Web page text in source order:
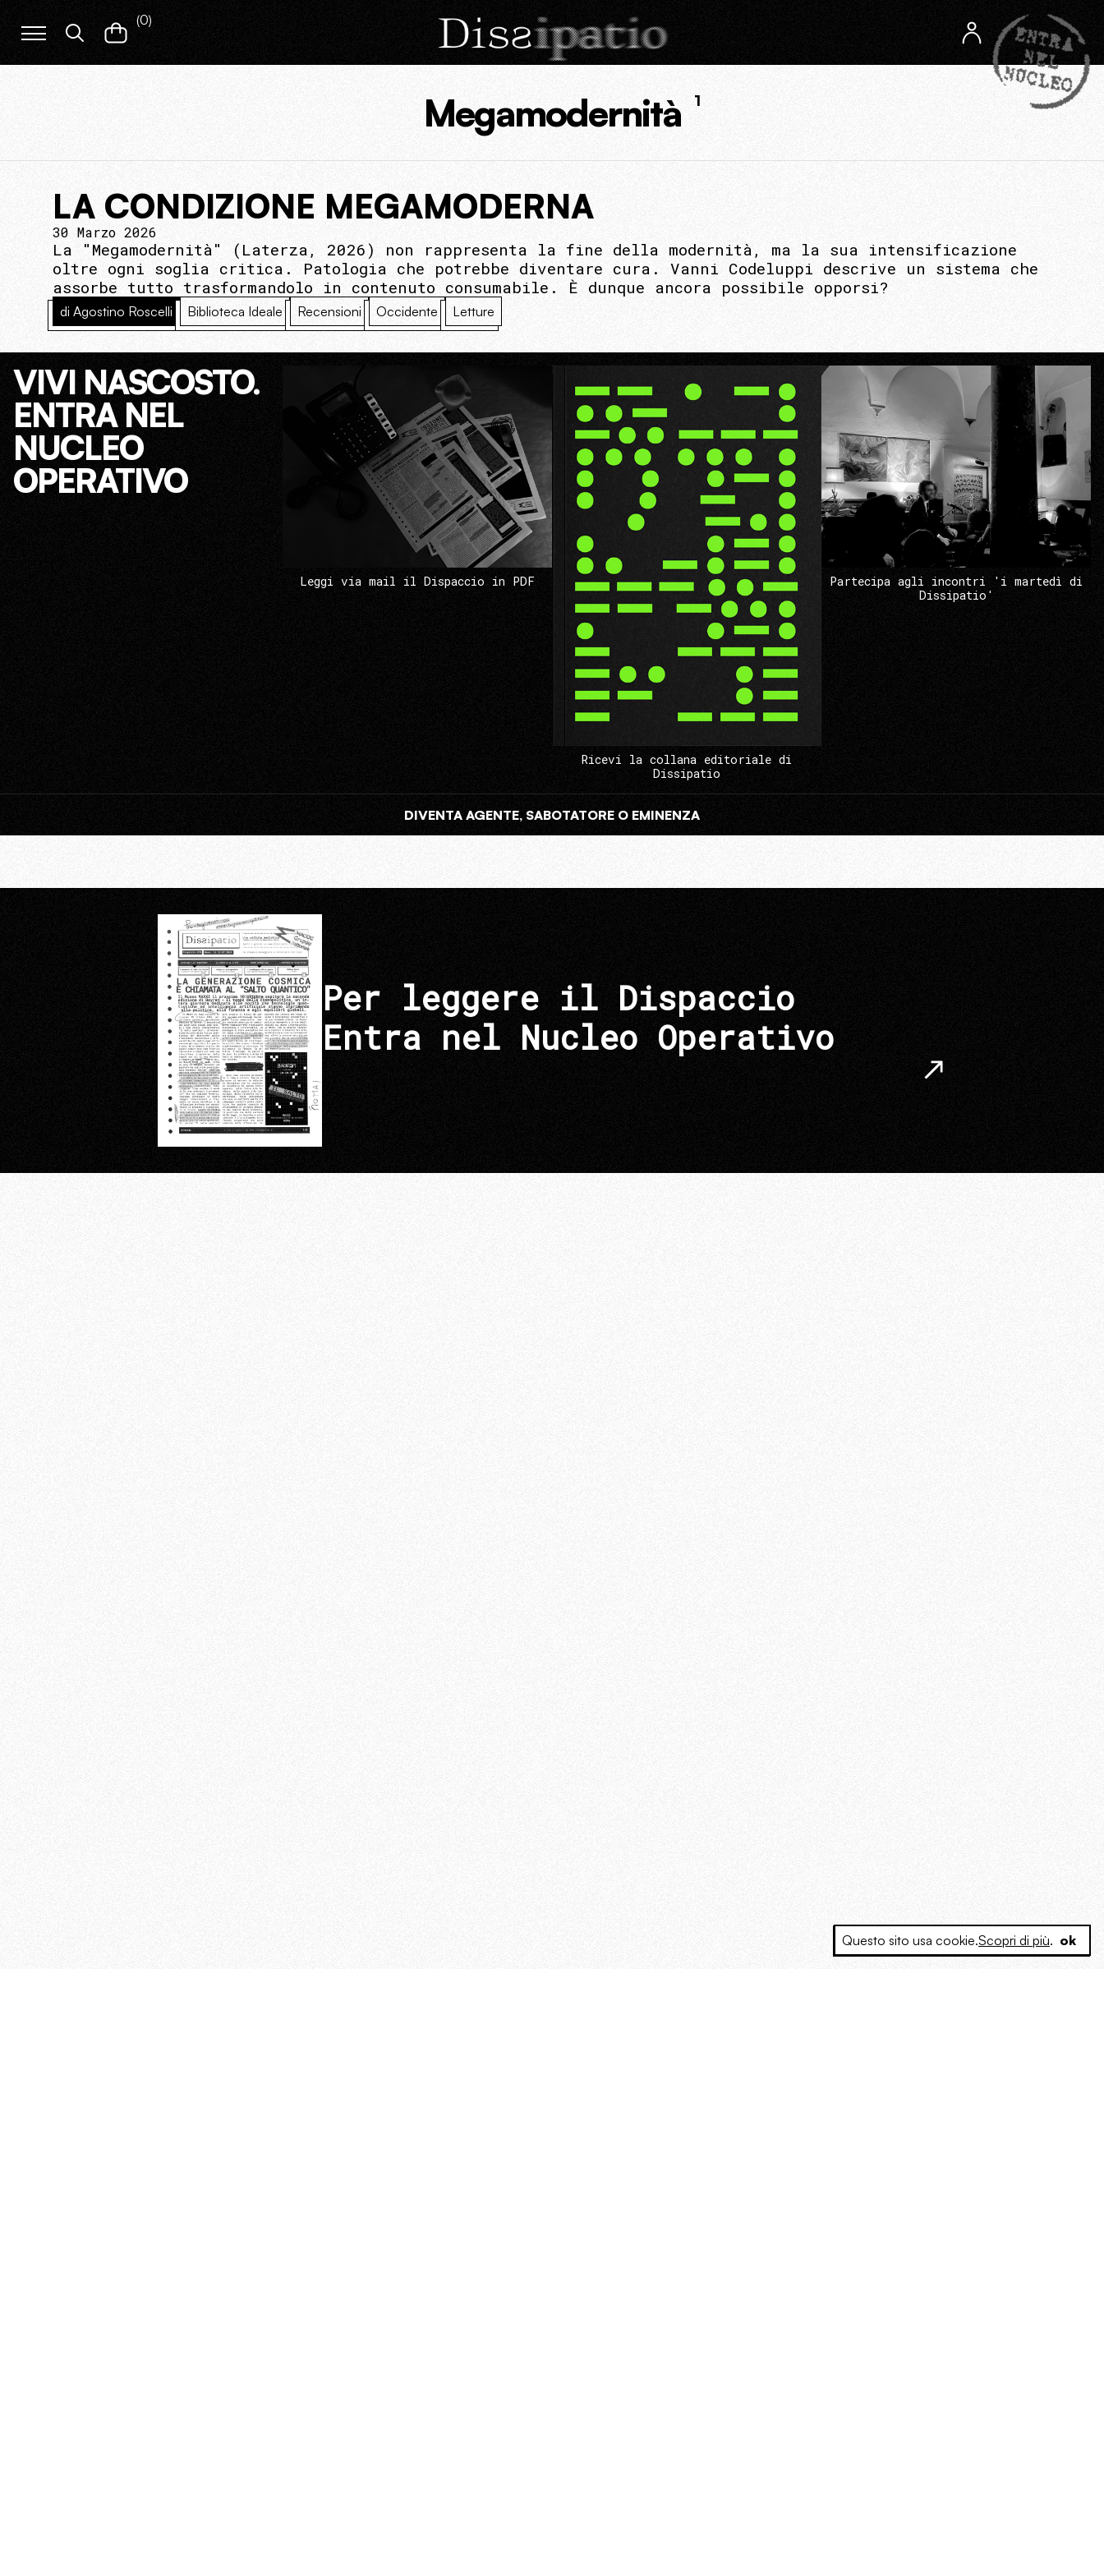
(0)
Megamodernità 1
LA CONDIZIONE MEGAMODERNA
30 Marzo 2026
La "Megamodernità" (Laterza, 2026) non rappresenta la fine della modernità, ma la sua intensificazione
oltre ogni soglia critica. Patologia che potrebbe diventare cura. Vanni Codeluppi descrive un sistema che
assorbe tutto trasformandolo in contenuto consumabile. È dunque ancora possibile opporsi?
di Agostino Roscelli Biblioteca Ideale Recensioni Occidente Letture
VIVI NASCOSTO.
ENTRA NEL
NUCLEO
OPERATIVO
Leggi via mail il Dispaccio in PDF
Ricevi la collana editoriale di
Dissipatio
Partecipa agli incontri 'i martedì di
Dissipatio'
DIVENTA AGENTE, SABOTATORE O EMINENZA
Per leggere il Dispaccio
Entra nel Nucleo Operativo
Questo sito usa cookie.Scopri di più. ok